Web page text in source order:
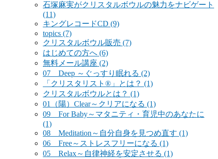
石塚麻実がクリスタルボウルの魅力をナビゲート
(11)
キングレコードCD (9)
topics (7)
クリスタルボウル販売 (7)
はじめての方へ (6)
無料メール講座 (2)
07 Deep ～ぐっすり眠れる (2)
「クリスタリスト®」とは？ (1)
クリスタルボウルとは？ (1)
01（陽）Clear～クリアになる (1)
09 For Baby～マタニティ・育児中のあなたに
(1)
08 Meditation～自分自身を見つめ直す (1)
06 Free～ストレスフリーになる (1)
05 Relax～自律神経を安定させる (1)